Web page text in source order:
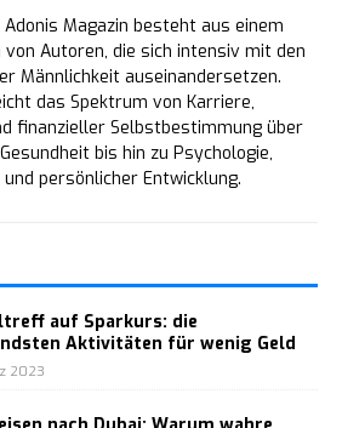
Adonis Magazin besteht aus einem
Autoren, die sich intensiv mit den
Männlichkeit auseinandersetzen.
das Spektrum von Karriere,
finanzieller Selbstbestimmung über
bis hin zu Psychologie,
und persönlicher Entwicklung.
auf Sparkurs: die
Aktivitäten für wenig Geld
2023